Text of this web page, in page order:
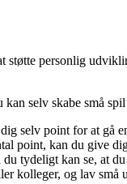
personlig
selv skabe små
selv point for at gå
point, kan du give
tydeligt kan se, at
kolleger, og lav små